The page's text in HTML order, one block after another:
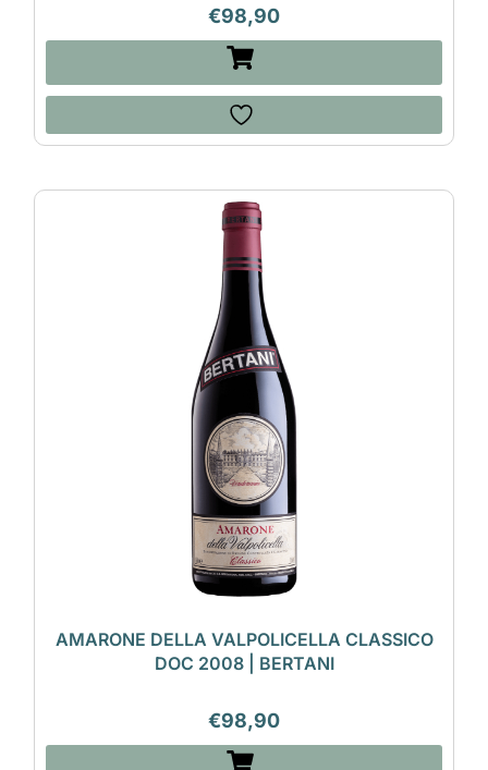
€98,90
AMARONE DELLA VALPOLICELLA CLASSICO
DOC 2008 | BERTANI
€98,90